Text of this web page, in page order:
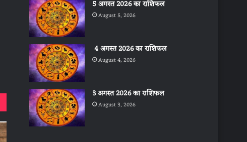
5 अगस्त 2026 का राशिफल
August 5, 2026
4 अगस्त 2026 का राशिफल
August 4, 2026
3 अगस्त 2026 का राशिफल
August 3, 2026